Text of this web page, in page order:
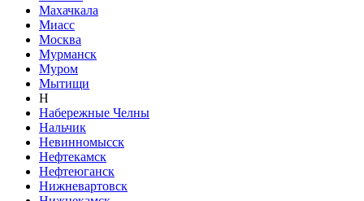
Махачкала
Миасс
Москва
Мурманск
Муром
Мытищи
Н
Набережные Челны
Нальчик
Невинномысск
Нефтекамск
Нефтеюганск
Нижневартовск